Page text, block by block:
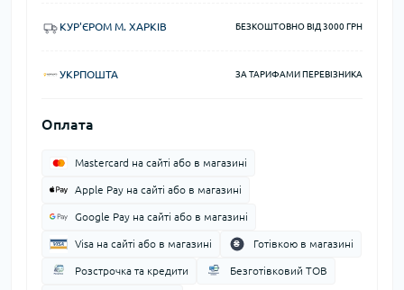
КУР'ЄРОМ М. ХАРКІВ БЕЗКОШТОВНО ВІД 3000 ГРН
УКРПОШТА ЗА ТАРИФАМИ ПЕРЕВІЗНИКА
Оплата
Mastercard на сайті або в магазині
Apple Pay на сайті або в магазині
Google Pay на сайті або в магазині
Visa на сайті або в магазині Готівкою в магазині
Розстрочка та кредити Безготівковий ТОВ